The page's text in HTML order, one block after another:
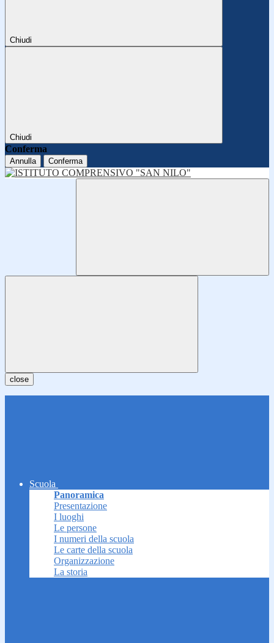
Chiudi
Chiudi
Conferma
Annulla Conferma
close
Scuola
Panoramica
Presentazione
I luoghi
Le persone
I numeri della scuola
Le carte della scuola
Organizzazione
La storia